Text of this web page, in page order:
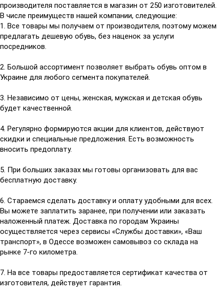
производителя поставляется в магазин от 250 изготовителей.
В числе преимуществ нашей компании, следующие:
1. Все товары мы получаем от производителя, поэтому можем
предлагать дешевую обувь, без наценок за услуги
посредников.
2. Большой ассортимент позволяет выбрать обувь оптом в
Украине для любого сегмента покупателей.
3. Независимо от цены, женская, мужская и детская обувь
будет качественной.
4. Регулярно формируются акции для клиентов, действуют
скидки и специальные предложения. Есть возможность
вносить предоплату.
5. При больших заказах мы готовы организовать для вас
бесплатную доставку.
6. Стараемся сделать доставку и оплату удобными для всех.
Вы можете заплатить заранее, при получении или заказать
наложенный платеж. Доставка по городам Украины
осуществляется через сервисы «Службы доставки», «Ваш
транспорт», в Одессе возможен самовывоз со склада на
рынке 7-го километра.
7. На все товары предоставляется сертификат качества от
изготовителя, действует гарантия.